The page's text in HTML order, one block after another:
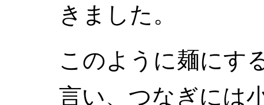
きました。
このように麺にす
言い、つなぎには